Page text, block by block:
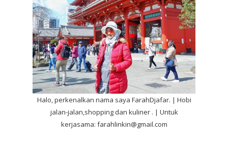
Halo, perkenalkan nama saya FarahDjafar. | Hobi
jalan-jalan,shopping dan kuliner . | Untuk
kerjasama: farahlinkin@gmail.com